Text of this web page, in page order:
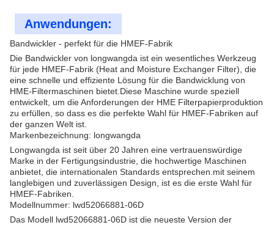
Anwendungen:
Bandwickler - perfekt für die HMEF-Fabrik
Die Bandwickler von longwangda ist ein wesentliches Werkzeug
für jede HMEF-Fabrik (Heat and Moisture Exchanger Filter), die
eine schnelle und effiziente Lösung für die Bandwicklung von
HME-Filtermaschinen bietet.Diese Maschine wurde speziell
entwickelt, um die Anforderungen der HME Filterpapierproduktion
zu erfüllen, so dass es die perfekte Wahl für HMEF-Fabriken auf
der ganzen Welt ist.
Markenbezeichnung: longwangda
Longwangda ist seit über 20 Jahren eine vertrauenswürdige
Marke in der Fertigungsindustrie, die hochwertige Maschinen
anbietet, die internationalen Standards entsprechen.mit seinem
langlebigen und zuverlässigen Design, ist es die erste Wahl für
HMEF-Fabriken.
Modellnummer: lwd52066881-06D
Das Modell lwd52066881-06D ist die neueste Version der